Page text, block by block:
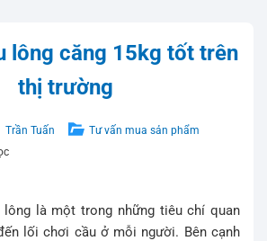
lông căng 15kg tốt trên
thị trường
Trần Tuấn
Tư vấn mua sản phẩm
là một trong những tiêu chí quan
lối chơi cầu ở mỗi người. Bên cạnh